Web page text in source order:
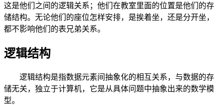
这是他们之间的逻辑关系；他们在教室里面的位置是他们的存
储结构。无论他们的座位怎样安排，是挨着坐，还是分开坐，
都不影响他们的表兄弟关系。
逻辑结构
逻辑结构是指数据元素间抽象化的相互关系，与数据的存
储无关，独立于计算机，它是从具体问题中抽象出来的数学模
型。